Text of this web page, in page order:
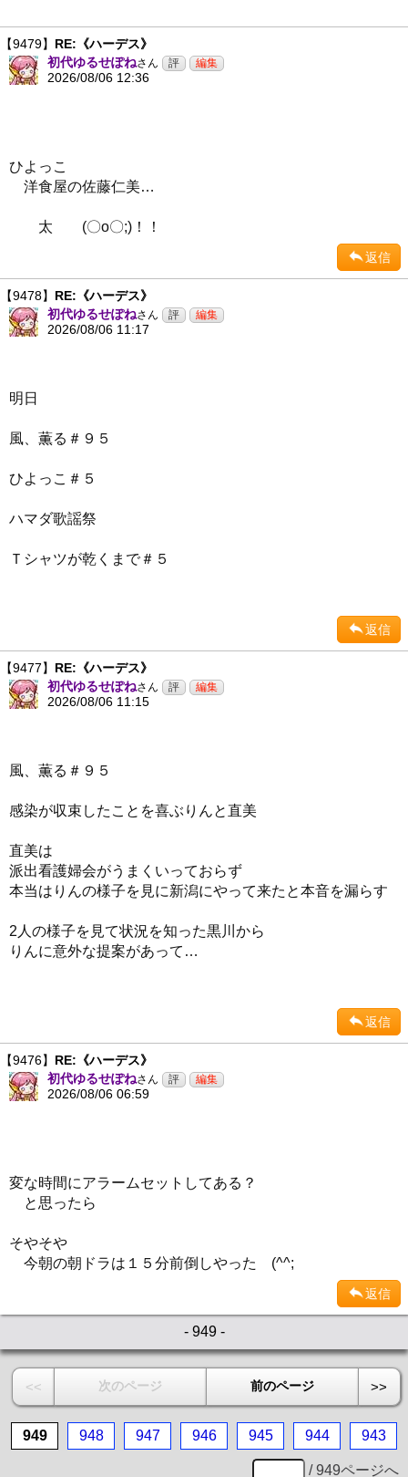
【9479】 RE:《ハーデス》
初代ゆるせぽねさん
2026/08/06 12:36
ひよっこ
洋食屋の佐藤仁美…
太 (〇o〇;)！！
返信
【9478】 RE:《ハーデス》
初代ゆるせぽねさん
2026/08/06 11:17
明日
風、薫る＃９５
ひよっこ＃５
ハマダ歌謡祭
Ｔシャツが乾くまで＃５
返信
【9477】 RE:《ハーデス》
初代ゆるせぽねさん
2026/08/06 11:15
風、薫る＃９５
感染が収束したことを喜ぶりんと直美
直美は
派出看護婦会がうまくいっておらず
本当はりんの様子を見に新潟にやって来たと本音を漏らす
2人の様子を見て状況を知った黒川から
りんに意外な提案があって…
返信
【9476】 RE:《ハーデス》
初代ゆるせぽねさん
2026/08/06 06:59
変な時間にアラームセットしてある？
と思ったら
そやそや
今朝の朝ドラは１５分前倒しやった (^^;
返信
- 949 -
<< 次のページ 前のページ >>
949 948 947 946 945 944 943
/ 949ページへ